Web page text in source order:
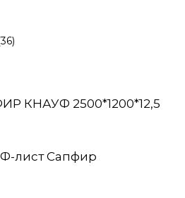
КНАУФ 2500*1200*12,5
лист Сапфир